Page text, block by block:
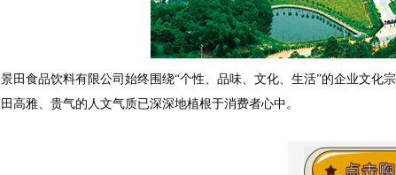
景田食品饮料有限公司始终围绕“个性、品味、文化、生活”的企业文化
田高雅、贵气的人文气质已深深地植根于消费者心中。